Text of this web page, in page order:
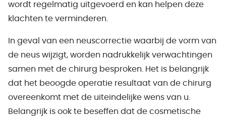
wordt regelmatig uitgevoerd en kan helpen deze
klachten te verminderen.
In geval van een neuscorrectie waarbij de vorm van
de neus wijzigt, worden nadrukkelijk verwachtingen
samen met de chirurg besproken. Het is belangrijk
dat het beoogde operatie resultaat van de chirurg
overeenkomt met de uiteindelijke wens van u.
Belangrijk is ook te beseffen dat de cosmetische